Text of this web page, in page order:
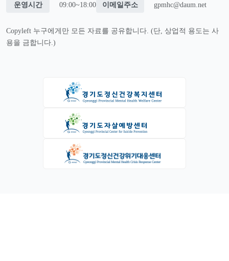
운영시간 09:00~18:00 이메일주소 gpmhc@daum.net
Copyleft 누구에게만 모든 자료를 공유합니다. (단, 상업적 용도는 사
용을 금합니다.)